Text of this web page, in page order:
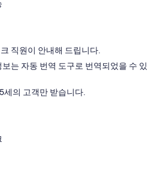
직원이 안내해 드립니다.
는 자동 번역 도구로 번역되었을 수 있
세의 고객만 받습니다.